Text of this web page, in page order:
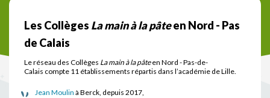
Les Collèges La main à la pâteen Nord - Pas
de Calais
Le réseau des Collèges La main à la pâteen Nord - Pas-de-
Calais compte 11 établissements répartis dans l’académie de Lille.
Jean Moulin à Berck, depuis 2017,